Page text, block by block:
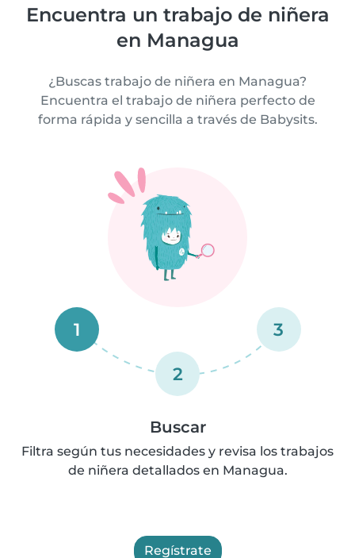
Encuentra un trabajo de niñera
en Managua
¿Buscas trabajo de niñera en Managua?
Encuentra el trabajo de niñera perfecto de
forma rápida y sencilla a través de Babysits.
1
2
3
Buscar
Filtra según tus necesidades y revisa los trabajos
de niñera detallados en Managua.
Regístrate